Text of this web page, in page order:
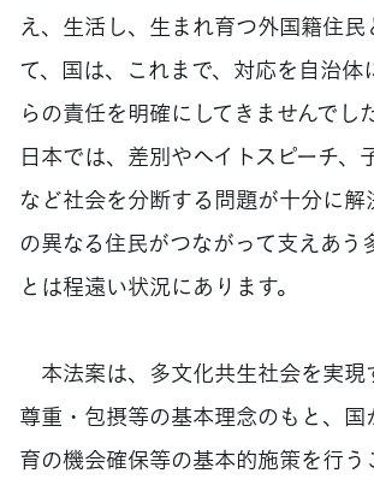
え、生活し、生まれ育つ外国籍住
て、国は、これまで、対応を自治体
らの責任を明確にしてきませんでし
日本では、差別やヘイトスピーチ、
など社会を分断する問題が十分に解
の異なる住民がつながって支えあう
とは程遠い状況にあります。
本法案は、多文化共生社会を実現
尊重・包摂等の基本理念のもと、
育の機会確保等の基本的施策を行う